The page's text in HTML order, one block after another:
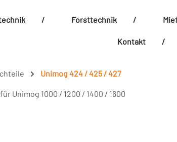
/ Forsttechnik /
Kontakt /
Unimog 424 / 425 / 427